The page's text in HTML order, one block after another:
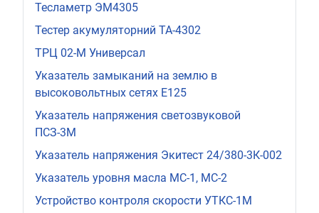
Тесламетр ЭМ4305
Тестер акумуляторний ТА-4302
ТРЦ 02-М Универсал
Указатель замыканий на землю в
высоковольтных сетях Е125
Указатель напряжения светозвуковой
ПСЗ-3М
Указатель напряжения Экитест 24/380-3К-002
Указатель уровня масла МС-1, МС-2
Устройство контроля скорости УТКС-1М